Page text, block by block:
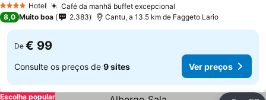
4 EstrelasHotel Café da manhã buffet excepcional
8,0 Muito boa 2.383 Cantu, a 13.5 km de Faggeto Lario
De € 99
Consulte os preços de 9 sites Ver preços
Escolha popular